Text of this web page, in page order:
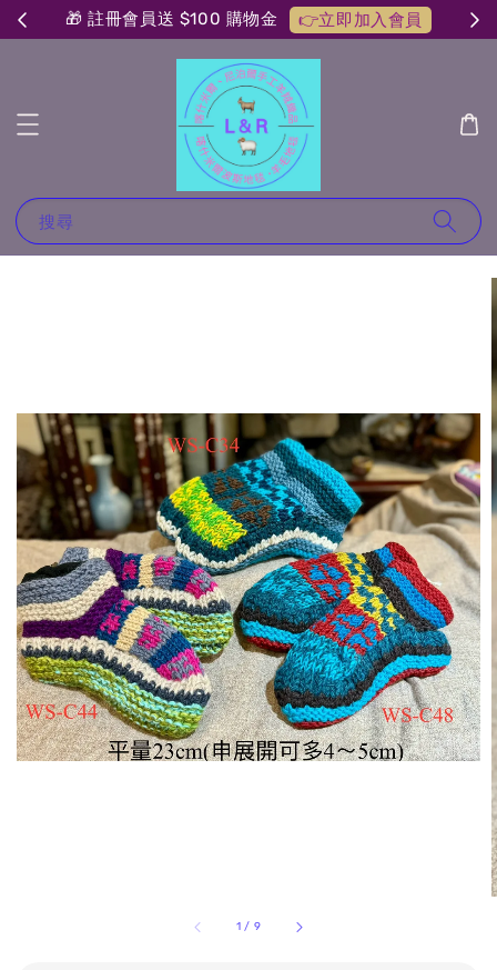
🎁 註冊會員送 $100 購物金 👉立即加入會員
搜尋
1 / 9